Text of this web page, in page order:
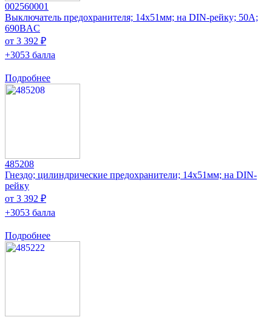
002560001
Выключатель предохранителя; 14x51мм; на DIN-рейку; 50А;
690ВAC
от 3 392 ₽
+3053 балла
Подробнее
485208
Гнездо; цилиндрические предохранители; 14x51мм; на DIN-
рейку
от 3 392 ₽
+3053 балла
Подробнее